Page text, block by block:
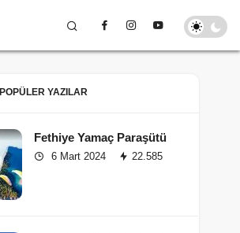
POPÜLER YAZILAR
Fethiye Yamaç Paraşütü
6 Mart 2024 22.585